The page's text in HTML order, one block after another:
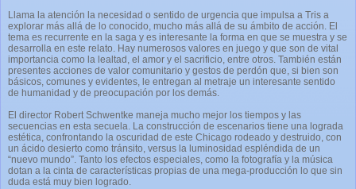
Llama la atención la necesidad o sentido de urgencia que impulsa a Tris a
explorar más allá de lo conocido, mucho más allá de su ámbito de acción. El
tema es recurrente en la saga y es interesante la forma en que se muestra y se
desarrolla en este relato. Hay numerosos valores en juego y que son de vital
importancia como la lealtad, el amor y el sacrificio, entre otros. También están
presentes acciones de valor comunitario y gestos de perdón que, si bien son
básicos, comunes y evidentes, le entregan al metraje un interesante sentido
de humanidad y de preocupación por los demás.
El director Robert Schwentke maneja mucho mejor los tiempos y las
secuencias en esta secuela. La construcción de escenarios tiene una lograda
estética, confrontando la oscuridad de este Chicago rodeado y destruido, con
un ácido desierto como tránsito, versus la luminosidad espléndida de un
“nuevo mundo”. Tanto los efectos especiales, como la fotografía y la música
dotan a la cinta de características propias de una mega-producción lo que sin
duda está muy bien logrado.